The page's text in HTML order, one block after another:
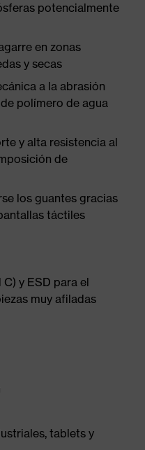
potencialmente
en zonas
y secas
a la abrasión
polímero de agua
y alta resistencia al
de
los guantes gracias
táctiles
y ESD para el
muy afiladas
tablets y